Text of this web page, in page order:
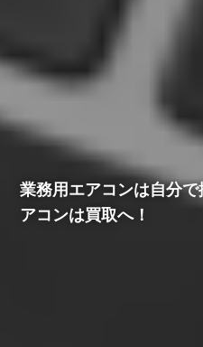
業務用エアコンは自分
アコンは買取へ！